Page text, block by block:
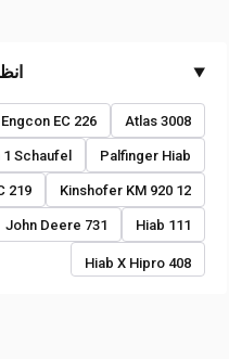
Atlas 3008
Engcon EC 226
Palfinger Hiab
1 Schaufel
Kinshofer KM 920 12
219
Hiab 111
John Deere 731
Hiab X Hipro 408